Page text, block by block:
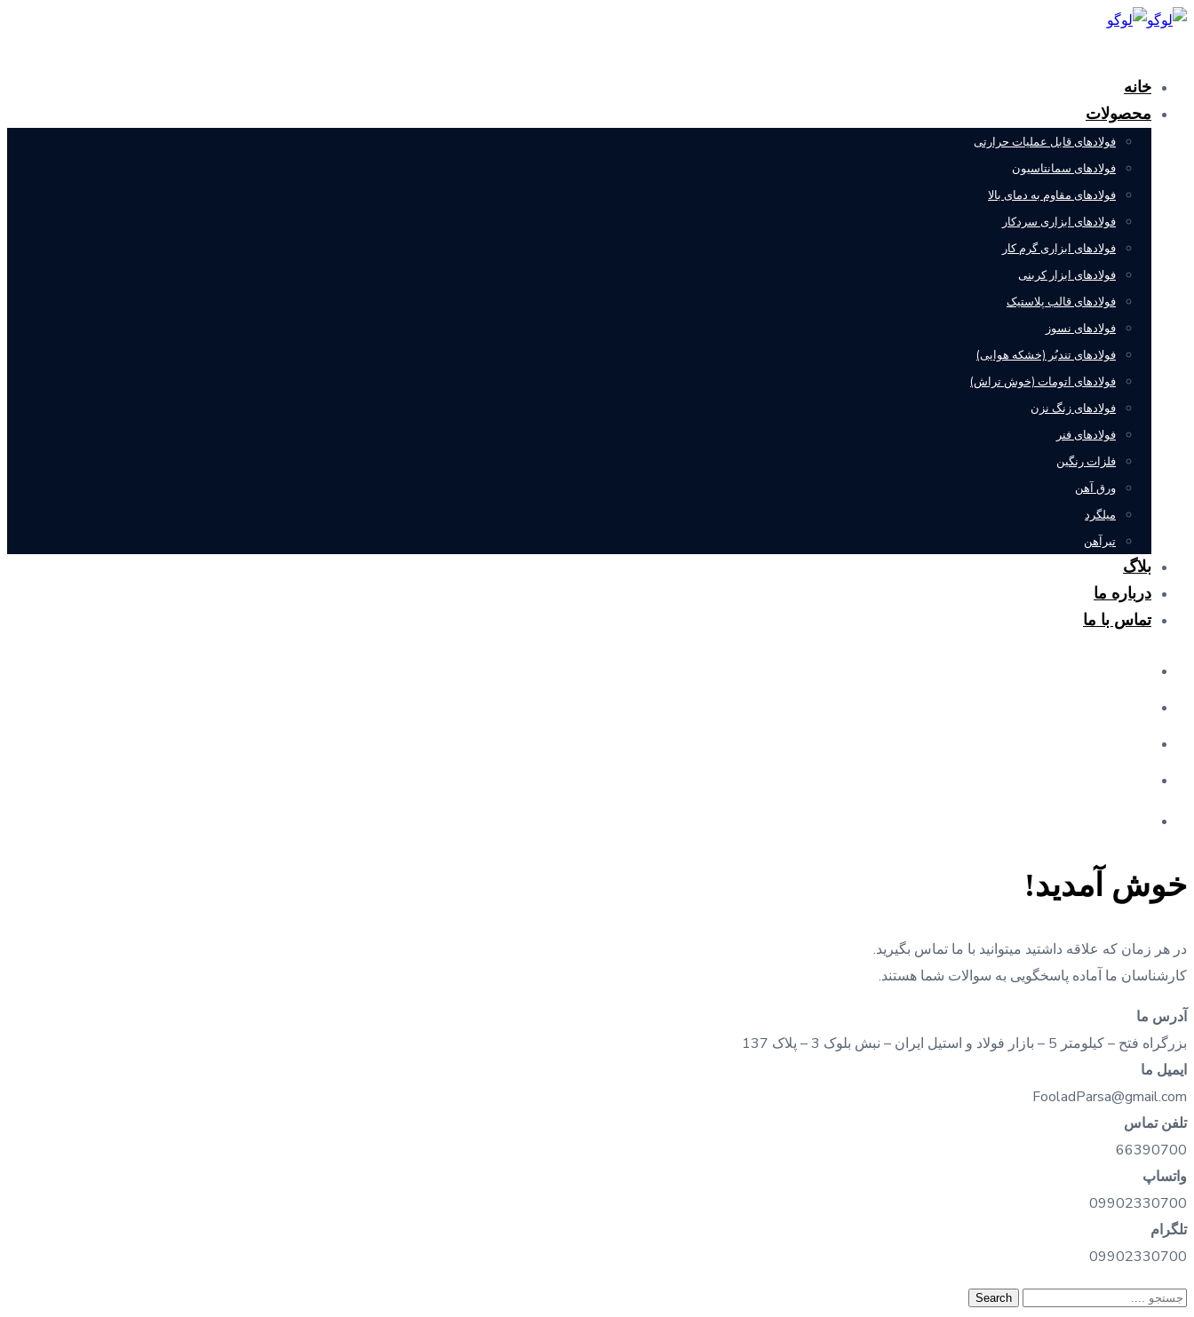
خانه
محصولات
فولادهای قابل عملیات حرارتی
فولادهای سمانتاسیون
فولادهای مقاوم به دمای بالا
فولادهای ابزاری سردکار
فولادهای ابزاری گرم کار
فولادهای ابزار کربنی
فولادهای قالب پلاستیک
فولادهای نسوز
فولادهای تندبُر (خشکه هوایی)
فولادهای اتومات (خوش تراش)
فولادهای زنگ نزن
فولادهای فنر
فلزات رنگین
ورق آهن
میلگرد
تیرآهن
بلاگ
درباره ما
تماس با ما
خوش آمدید!
در هر زمان که علاقه داشتید میتوانید با ما تماس بگیرید.
کارشناسان ما آماده پاسخگویی به سوالات شما هستند.
آدرس ما
بزرگراه فتح – کيلومتر 5 – بازار فولاد و استيل ايران – نبش بلوک 3 – پلاک 137
ایمیل ما
FooladParsa@gmail.com
تلفن تماس
66390700
واتساپ
09902330700
تلگرام
09902330700